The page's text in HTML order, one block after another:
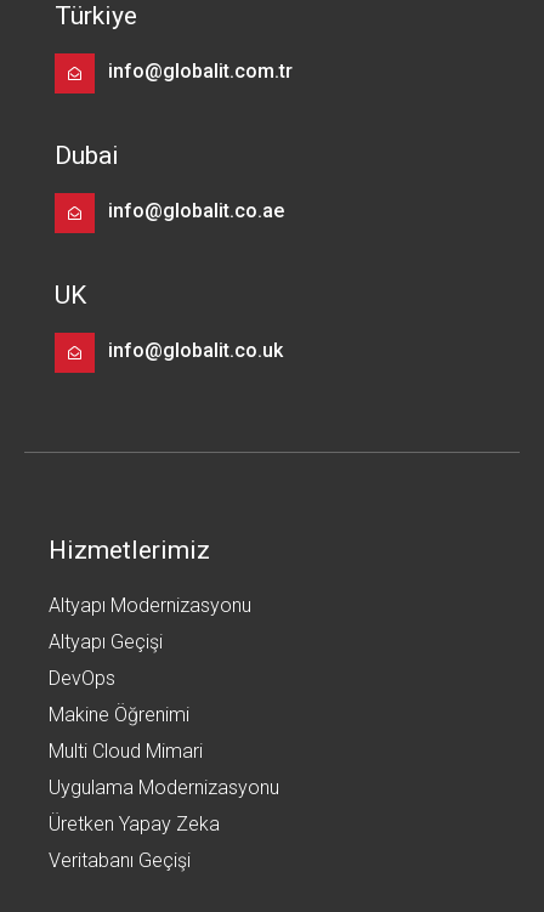
Türkiye
info@globalit.com.tr
Dubai
info@globalit.co.ae
UK
info@globalit.co.uk
Hizmetlerimiz
Altyapı Modernizasyonu
Altyapı Geçişi
DevOps
Makine Öğrenimi
Multi Cloud Mimari
Uygulama Modernizasyonu
Üretken Yapay Zeka
Veritabanı Geçişi